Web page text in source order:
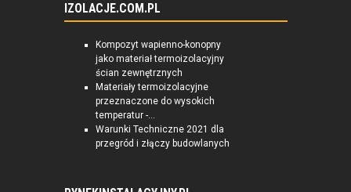
IZOLACJE.COM.PL
Kompozyt wapienno-konopny
jako materiał termoizolacyjny
ścian zewnętrznych
Materiały termoizolacyjne
przeznaczone do wysokich
temperatur -...
Warunki Techniczne 2021 dla
przegród i złączy budowlanych